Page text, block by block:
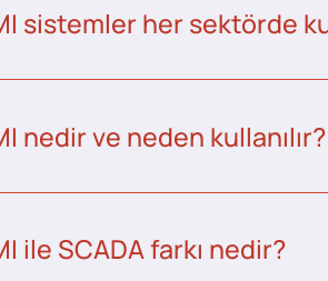
sistemler her sektörde
nedir ve neden kullanılır?
ile SCADA farkı nedir?